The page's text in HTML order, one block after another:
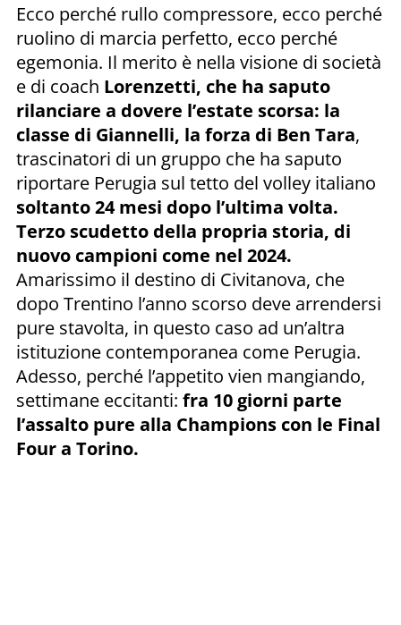
Ecco perché rullo compressore, ecco perché
ruolino di marcia perfetto, ecco perché
egemonia. Il merito è nella visione di società
e di coach Lorenzetti, che ha saputo
rilanciare a dovere l’estate scorsa: la
classe di Giannelli, la forza di Ben Tara,
trascinatori di un gruppo che ha saputo
riportare Perugia sul tetto del volley italiano
soltanto 24 mesi dopo l’ultima volta.
Terzo scudetto della propria storia, di
nuovo campioni come nel 2024.
Amarissimo il destino di Civitanova, che
dopo Trentino l’anno scorso deve arrendersi
pure stavolta, in questo caso ad un’altra
istituzione contemporanea come Perugia.
Adesso, perché l’appetito vien mangiando,
settimane eccitanti: fra 10 giorni parte
l’assalto pure alla Champions con le Final
Four a Torino.